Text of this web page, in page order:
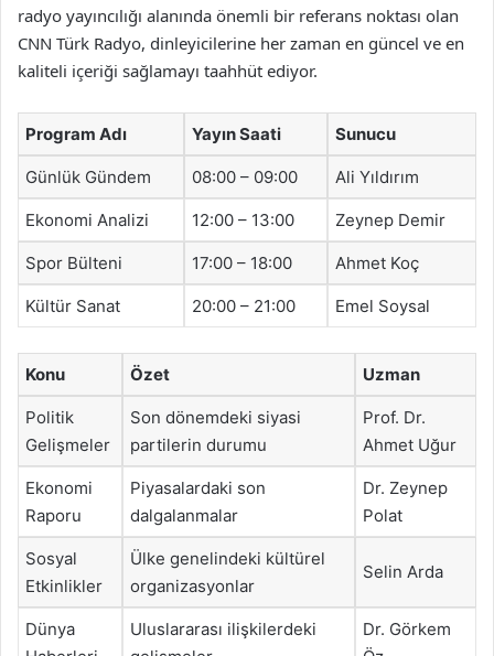
radyo yayıncılığı alanında önemli bir referans noktası olan
CNN Türk Radyo, dinleyicilerine her zaman en güncel ve en
kaliteli içeriği sağlamayı taahhüt ediyor.
Program Adı Yayın Saati Sunucu
Günlük Gündem 08:00 – 09:00 Ali Yıldırım
Ekonomi Analizi 12:00 – 13:00 Zeynep Demir
Spor Bülteni 17:00 – 18:00 Ahmet Koç
Kültür Sanat 20:00 – 21:00 Emel Soysal
Konu Özet Uzman
Politik
Gelişmeler
Son dönemdeki siyasi
partilerin durumu
Prof. Dr.
Ahmet Uğur
Ekonomi
Raporu
Piyasalardaki son
dalgalanmalar
Dr. Zeynep
Polat
Sosyal
Etkinlikler
Ülke genelindeki kültürel
organizasyonlar
Selin Arda
Dünya
Uluslararası ilişkilerdeki
Dr. Görkem